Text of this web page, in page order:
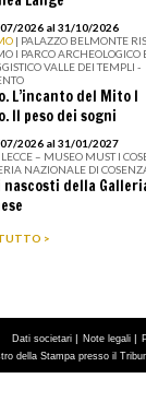
2026 al 31/10/2026
| PALAZZO BELMONTE
I PARCO ARCHEOLOGICO
VALLE DEI TEMPLI -
L’incanto del Mito I
Il peso dei sogni
2026 al 31/01/2027
LECCE – MUSEO MUST I
NAZIONALE DI
nascosti della
>
Dati societari Note legali
della Stampa presso il